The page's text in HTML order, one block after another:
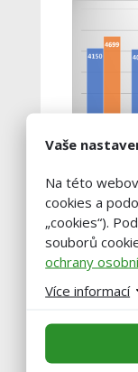
(zdroj:
Měsíční
Vaše
Na této
cookies a
„cookies“).
souborů
ochrany
Více informací